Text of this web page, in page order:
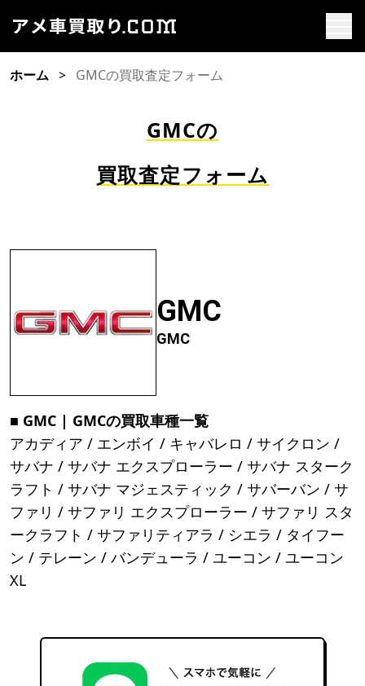
ホーム GMCの買取査定フォーム
GMCの
買取査定フォーム
GMC
GMC
■ GMC | GMCの買取車種一覧
アカディア / エンボイ / キャバレロ / サイクロン /
サバナ / サバナ エクスプローラー / サバナ スターク
ラフト / サバナ マジェスティック / サバーバン / サ
ファリ / サファリ エクスプローラー / サファリ スタ
ークラフト / サファリティアラ / シエラ / タイフー
ン / テレーン / バンデューラ / ユーコン / ユーコン
XL